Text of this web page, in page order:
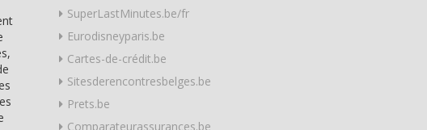
SuperLastMinutes.be/fr
Eurodisneyparis.be
Cartes-de-crédit.be
Sitesderencontresbelges.be
Prets.be
Comparateurassurances.be